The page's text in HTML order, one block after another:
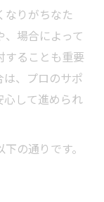
ポイント
渉術
の重要性
ストタイミ
テップ
なりがちなた
場合によって
することも重要
、プロのサポ
心して進められ
の通りです。